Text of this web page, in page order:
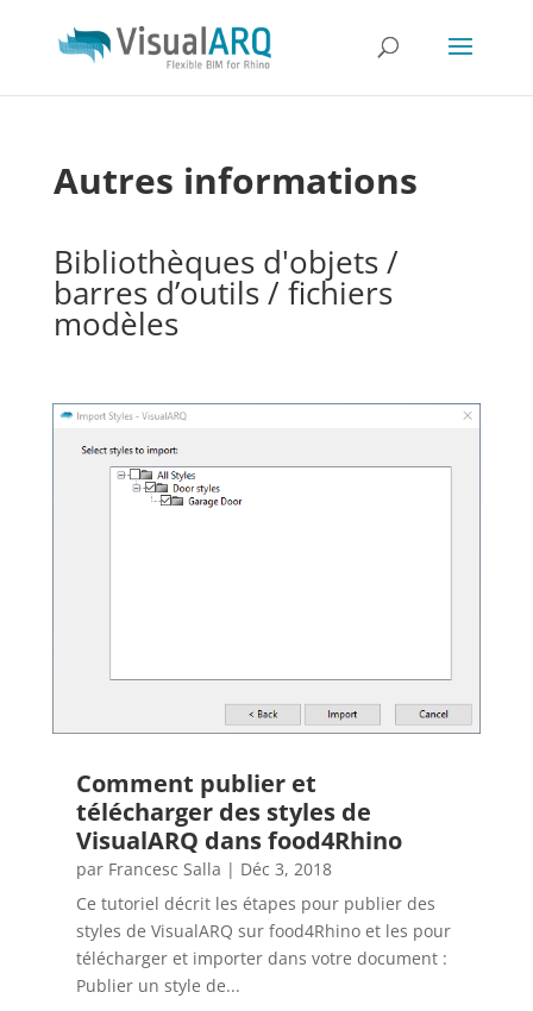
Autres informations
Bibliothèques d'objets /
barres d’outils / fichiers
modèles
Comment publier et
télécharger des styles de
VisualARQ dans food4Rhino
par Francesc Salla | Déc 3, 2018
Ce tutoriel décrit les étapes pour publier des
styles de VisualARQ sur food4Rhino et les pour
télécharger et importer dans votre document :
Publier un style de...